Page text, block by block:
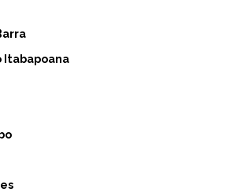
Itabapoana